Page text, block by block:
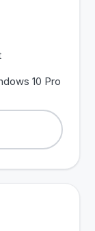
10 Pro